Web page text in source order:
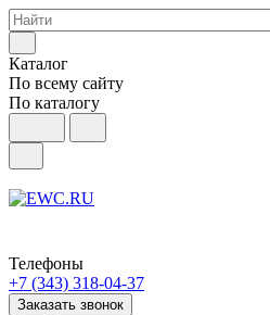
Каталог
По всему сайту
По каталогу
Телефоны
+7 (343) 318-04-37
Заказать звонок